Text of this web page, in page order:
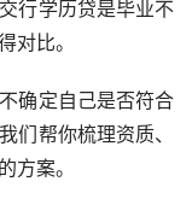
行学历贷是毕业不
对比。
确定自己是否符合
们帮你梳理资质、
方案。